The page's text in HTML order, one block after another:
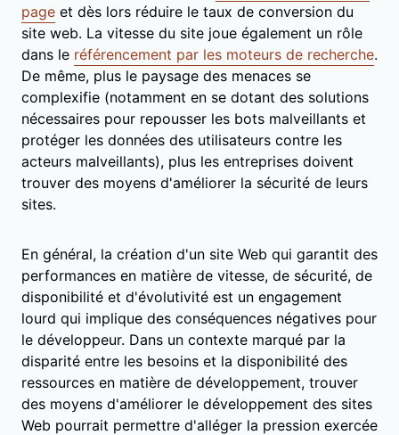
page et dès lors réduire le taux de conversion du
site web. La vitesse du site joue également un rôle
dans le référencement par les moteurs de recherche.
De même, plus le paysage des menaces se
complexifie (notamment en se dotant des solutions
nécessaires pour repousser les bots malveillants et
protéger les données des utilisateurs contre les
acteurs malveillants), plus les entreprises doivent
trouver des moyens d'améliorer la sécurité de leurs
sites.
En général, la création d'un site Web qui garantit des
performances en matière de vitesse, de sécurité, de
disponibilité et d'évolutivité est un engagement
lourd qui implique des conséquences négatives pour
le développeur. Dans un contexte marqué par la
disparité entre les besoins et la disponibilité des
ressources en matière de développement, trouver
des moyens d'améliorer le développement des sites
Web pourrait permettre d'alléger la pression exercée